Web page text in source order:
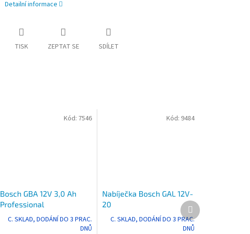
Detailní informace
TISK ZEPTAT SE SDÍLET
Bosch GBA 12V 3,0 Ah
Professional
C. SKLAD, DODÁNÍ DO 3 PRAC.
DNŮ
Kód: 7546
Nabíječka Bosch GAL 12V-
20
C. SKLAD, DODÁNÍ DO 3 PRAC.
DNŮ
Kód: 9484
Další
produkt